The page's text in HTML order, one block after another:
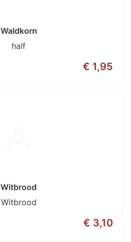
Waldkorn
half
€ 1,95
Witbrood
Witbrood
€ 3,10